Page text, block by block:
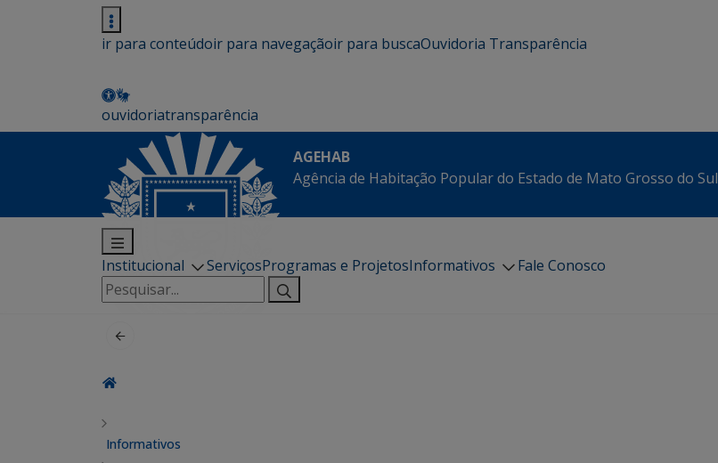
ir para conteúdoir para navegaçãoir para buscaOuvidoria Transparência
ouvidoriatransparência
AGEHAB
Agência de Habitação Popular do Estado de Mato Grosso do Sul
Institucional ServiçosProgramas e ProjetosInformativos
Fale Conosco
Pesquisar
por:
Informativos